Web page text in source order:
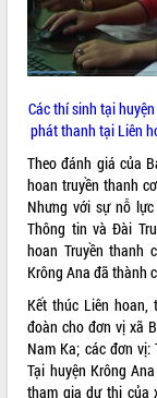
mặt Đoàn chuyên gia y
Minh
Lễ truy điệu và an táng
tại Nghĩa trang Liệt sĩ
Bàn giải pháp tháo gỡ
xuất khẩu sầu riêng và
Thứ trưởng Bộ Nông
trường Nguyễn Hoàng
vùng trồng và doanh
sầu riêng tại Đắk Lắk
Trình diễn nghệ thuật
món ăn từ sầu riêng
Đắk Lắk công bố Quy
tiến đầu tư tỉnh
Ngành cá ngừ Đắk Lắk
ứng để giữ vững thị
THỐNG KÊ TRUY CẬP
Hôm nay: 33885
Tất cả: 66079208
Các thí sinh tại
phát thanh tại Liên
Theo đánh giá của
hoan truyền thanh
Nhưng với sự nỗ
Thông tin và Đài
hoan Truyền thanh
Krông Ana đã thành
Kết thúc Liên hoan,
đoàn cho đơn vị xã
Nam Ka; các đơn
Tại huyện Krông
tham gia dự thi của